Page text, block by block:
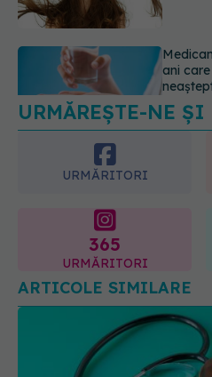
care
URMĂREȘTE-NE ȘI
URMĂRITORI
365
ARTICOLE SIMILARE